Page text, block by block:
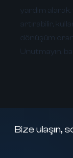
yardım
artırabilir,
dönüşüm
Unutmayın,
Bize ulaşın,